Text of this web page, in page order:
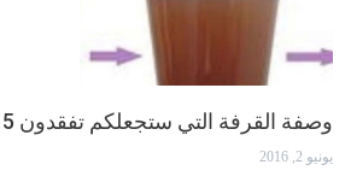
وصفة القرفة التي ستجعلكم تفقدون 5 كلغ في 7 أيام !
يونيو 2, 2016